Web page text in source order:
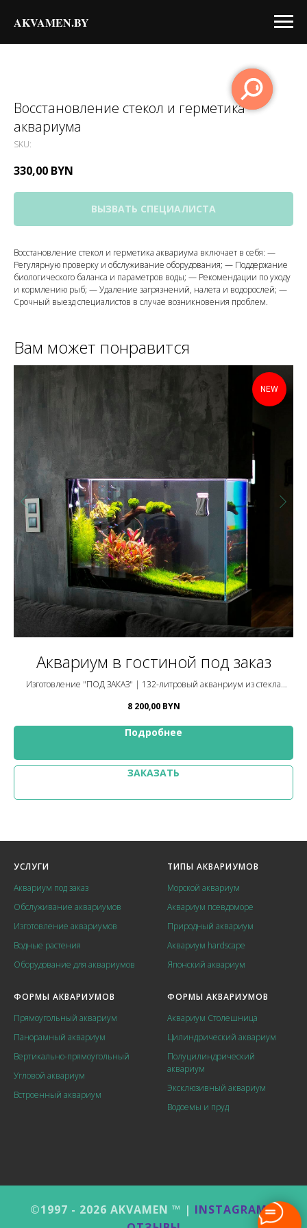
AKVAMEN.BY
Восстановление стекол и герметика
аквариума
SKU:
330,00 BYN
ВЫЗВАТЬ СПЕЦИАЛИСТА
Восстановление стекол и герметика аквариума включает в себя: —
Регулярную проверку и обслуживание оборудования; — Поддержание
биологического баланса и параметров воды; — Рекомендации по уходу
и кормлению рыб; — Удаление загрязнений, налета и водорослей; —
Срочный выезд специалистов в случае возникновения проблем.
Вам может понравится
NEW
Аквариум в гостиной под заказ
Изготовление "ПОД ЗАКАЗ" | 132-литровый акванриум из стекла
8 200,00 BYN
Подробнее
ЗАКАЗАТЬ
УСЛУГИ
Аквариум под заказ
Обслуживание аквариумов
Изготовление аквариумов
Водные растения
Оборудование для аквариумов
ТИПЫ АКВАРИУМОВ
Морской аквариум
Аквариум псевдоморе
Природный аквариум
Аквариум hardscape
Японский аквариум
ФОРМЫ АКВАРИУМОВ
Прямоугольный аквариум
Панорамный аквариум
Вертикально-прямоугольный
Угловой аквариум
Встроенный аквариум
ФОРМЫ АКВАРИУМОВ
Аквариум Столешница
Цилиндрический аквариум
Полуцилиндрический
аквариум
Эксклюзивный аквариум
Водоемы и пруд
©1997 - 2026 AKVAMEN ™ | INSTAGRAM|